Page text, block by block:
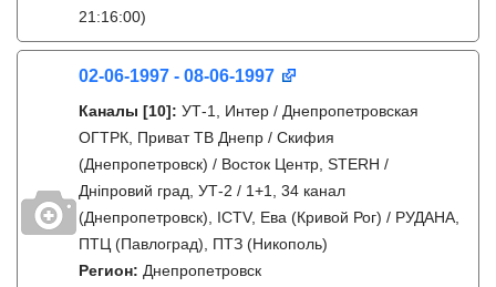
21:16:00)
02-06-1997 - 08-06-1997
Каналы [10]: УТ-1, Интер / Днепропетровская
ОГТРК, Приват ТВ Днепр / Скифия
(Днепропетровск) / Восток Центр, STERH /
Дніпровий град, УТ-2 / 1+1, 34 канал
(Днепропетровск), ICTV, Ева (Кривой Рог) / РУДАНА,
ПТЦ (Павлоград), ПТЗ (Никополь)
Регион: Днепропетровск